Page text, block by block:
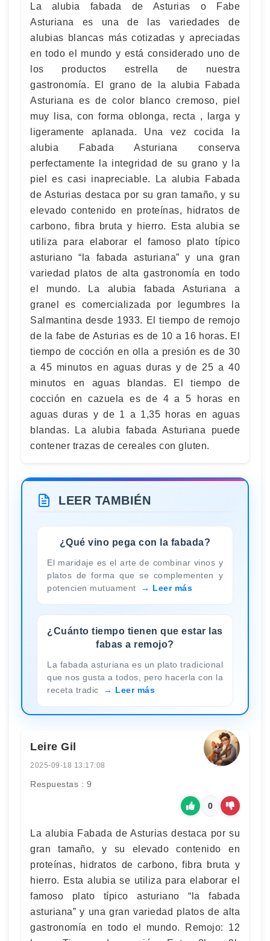
La alubia fabada de Asturias o Fabe
Asturiana es una de las variedades de
alubias blancas más cotizadas y apreciadas
en todo el mundo y está considerado uno de
los productos estrella de nuestra
gastronomía. El grano de la alubia Fabada
Asturiana es de color blanco cremoso, piel
muy lisa, con forma oblonga, recta , larga y
ligeramente aplanada. Una vez cocida la
alubia Fabada Asturiana conserva
perfectamente la integridad de su grano y la
piel es casi inapreciable. La alubia Fabada
de Asturias destaca por su gran tamaño, y su
elevado contenido en proteínas, hidratos de
carbono, fibra bruta y hierro. Esta alubia se
utiliza para elaborar el famoso plato típico
asturiano “la fabada asturiana” y una gran
variedad platos de alta gastronomía en todo
el mundo. La alubia fabada Asturiana a
granel es comercializada por legumbres la
Salmantina desde 1933. El tiempo de remojo
de la fabe de Asturias es de 10 a 16 horas. El
tiempo de cocción en olla a presión es de 30
a 45 minutos en aguas duras y de 25 a 40
minutos en aguas blandas. El tiempo de
cocción en cazuela es de 4 a 5 horas en
aguas duras y de 1 a 1,35 horas en aguas
blandas. La alubia fabada Asturiana puede
contener trazas de cereales con gluten.
LEER TAMBIÉN
¿Qué vino pega con la fabada?
El maridaje es el arte de combinar vinos y
platos de forma que se complementen y
potencien mutuament
Leer más
¿Cuánto tiempo tienen que estar las
fabas a remojo?
La fabada asturiana es un plato tradicional
que nos gusta a todos, pero hacerla con la
receta tradic
Leer más
Leire Gil
2025-09-18 13:17:08
Respuestas : 9
0
La alubia Fabada de Asturias destaca por su
gran tamaño, y su elevado contenido en
proteínas, hidratos de carbono, fibra bruta y
hierro. Esta alubia se utiliza para elaborar el
famoso plato típico asturiano “la fabada
asturiana” y una gran variedad platos de alta
gastronomía en todo el mundo. Remojo: 12